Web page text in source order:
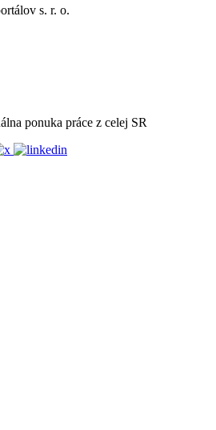
s. r. o.
ponuka práce z celej SR